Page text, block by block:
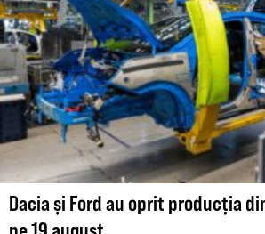
Dacia și Ford au oprit producția